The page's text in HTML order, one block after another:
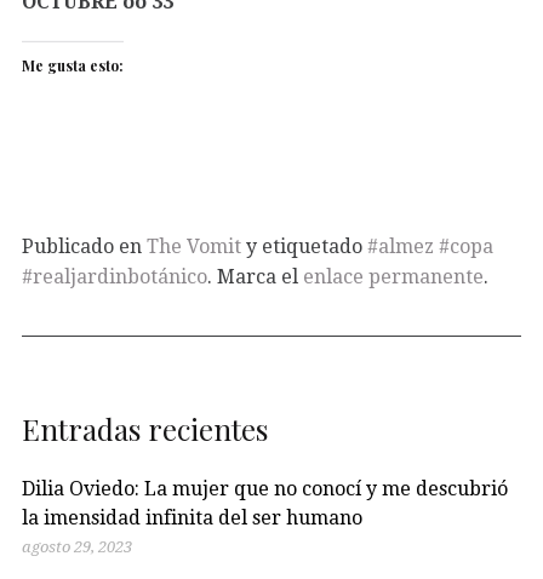
Me gusta esto:
Publicado en The Vomit y etiquetado #almez #copa
#realjardinbotánico. Marca el enlace permanente.
Entradas recientes
Dilia Oviedo: La mujer que no conocí y me descubrió
la imensidad infinita del ser humano
agosto 29, 2023